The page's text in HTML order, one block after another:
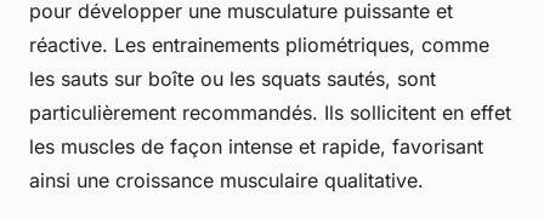
pour développer une musculature puissante et
réactive. Les entrainements pliométriques, comme
les sauts sur boîte ou les squats sautés, sont
particulièrement recommandés. Ils sollicitent en effet
les muscles de façon intense et rapide, favorisant
ainsi une croissance musculaire qualitative.